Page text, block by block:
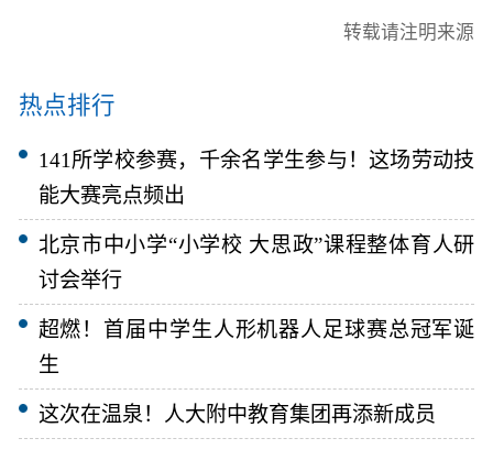
转载请注明来源
热点排行
141所学校参赛，千余名学生参与！这场劳动技
能大赛亮点频出
北京市中小学“小学校 大思政”课程整体育人研
讨会举行
超燃！首届中学生人形机器人足球赛总冠军诞
生
这次在温泉！人大附中教育集团再添新成员